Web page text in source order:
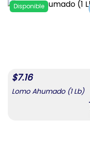
Disponible
$7.16
Lomo Ahumado (1 Lb)